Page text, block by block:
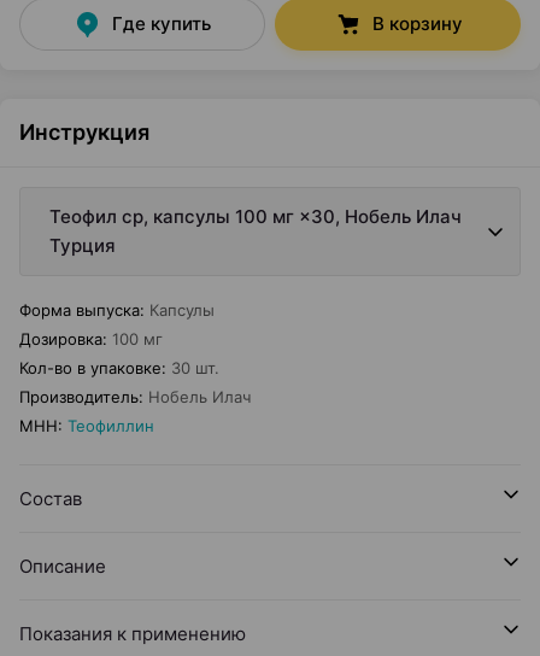
Где купить В корзину
Инструкция
Теофил ср, капсулы 100 мг ×30, Нобель Илач
Турция
Форма выпуска: Капсулы
Дозировка: 100 мг
Кол-во в упаковке: 30 шт.
Производитель: Нобель Илач
МНН: Теофиллин
Состав
Описание
Показания к применению